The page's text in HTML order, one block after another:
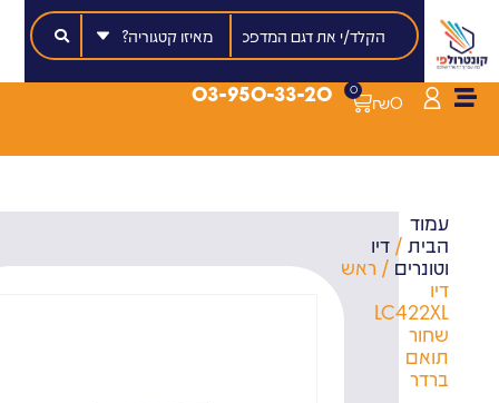
₪0
0
03-950-33-20
עמוד
הבית/ דיו
וטונרים / ראש
דיו
LC422XL
שחור
תואם
ברדר